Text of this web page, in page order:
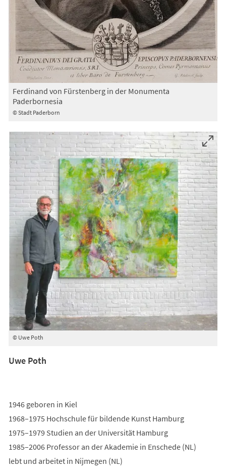
© Stadt Paderborn
Ferdinand von Fürstenberg in der Monumenta
Paderbornesia
© Uwe Poth
Uwe Poth
1946 geboren in Kiel
1968–1975 Hochschule für bildende Kunst Hamburg
1975–1979 Studien an der Universität Hamburg
1985–2006 Professor an der Akademie in Enschede (NL)
lebt und arbeitet in Nijmegen (NL)